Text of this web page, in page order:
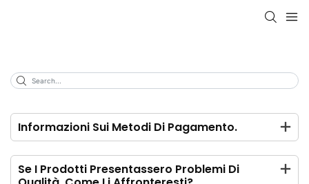
Informazioni Sui Metodi Di Pagamento.
Se I Prodotti Presentassero Problemi Di